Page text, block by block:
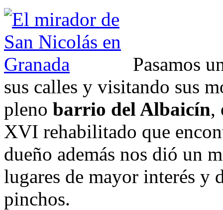
Pasamos
sus calles y visitando sus
pleno barrio del Albaicín,
XVI rehabilitado que
dueño además nos dió un
lugares de mayor interés y
pinchos.